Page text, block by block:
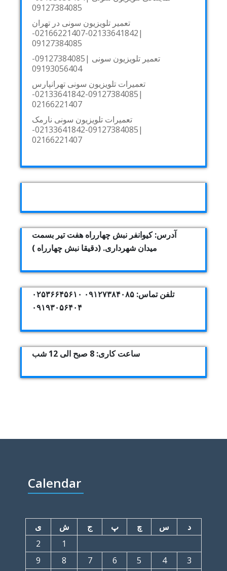
09127384085
تعمیر تلویزیون سونی در تهران
|02133641842-02166221407-
09127384085
تعمیر تلویزیون سونی |09127384085-
09193056404
تعمیرات تلویزیون سونی تهرانپارس
|09127384085-02133641842-
02166221407
تعمیرات تلویزیون سونی نارمک
|09127384085-02133641842-
02166221407
آدرس: کیوانفر نبش چهارراه هفت تیر بسمت
میدان شهرداری. (دقیقا نبش چهارراه )
تلفن تماس: ۰۹۱۲۷۳۸۴۰۸۵ ۰۲۵۳۶۶۴۵۶۱۰
۰۹۱۹۳۰۵۶۴۰۴
ساعت کاری: 8 صبح الی 12 شب
Calendar
د س چ پ ج ش
ی
1
2
3
4
5
6
7
8
9